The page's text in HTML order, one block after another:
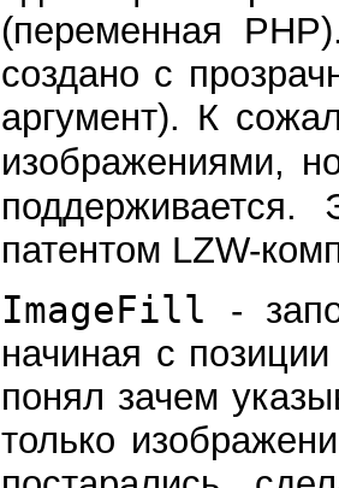
(переменная
создано с
аргумент). К
изображениями,
патентом LZW-
ImageFill -
начиная с
понял зачем
только